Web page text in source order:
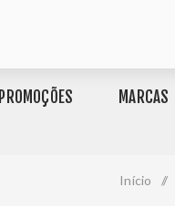
PROMOÇÕES MARCAS
Início /